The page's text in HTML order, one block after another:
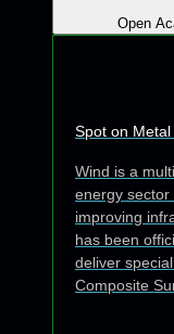
Open
Spot on Metal
Wind is a
energy
improving
has been
deliver
Composite